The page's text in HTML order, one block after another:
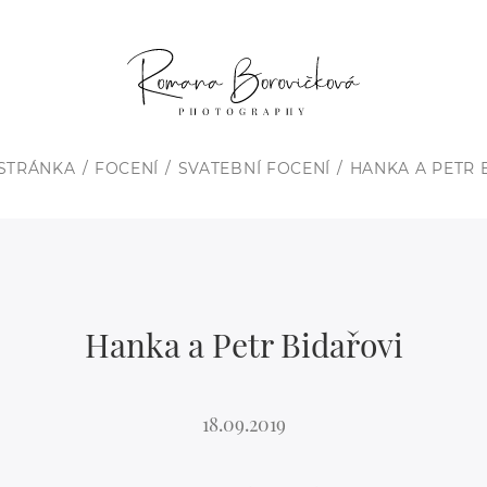
FOCENÍ SVATEBNÍ FOCENÍ HANKA A PETR
Hanka a Petr Bidařovi
18.09.2019